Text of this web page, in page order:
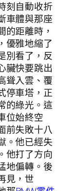
刻自動收折
車體與那座
的距離時，
優雅地縮了
別看了，反
臟快要跳出
聳入雲、覆
停車塔，正
的綠光。這
位始終空
前失敗十八
。他已經失
他打了方向
地偏轉。後
見，世